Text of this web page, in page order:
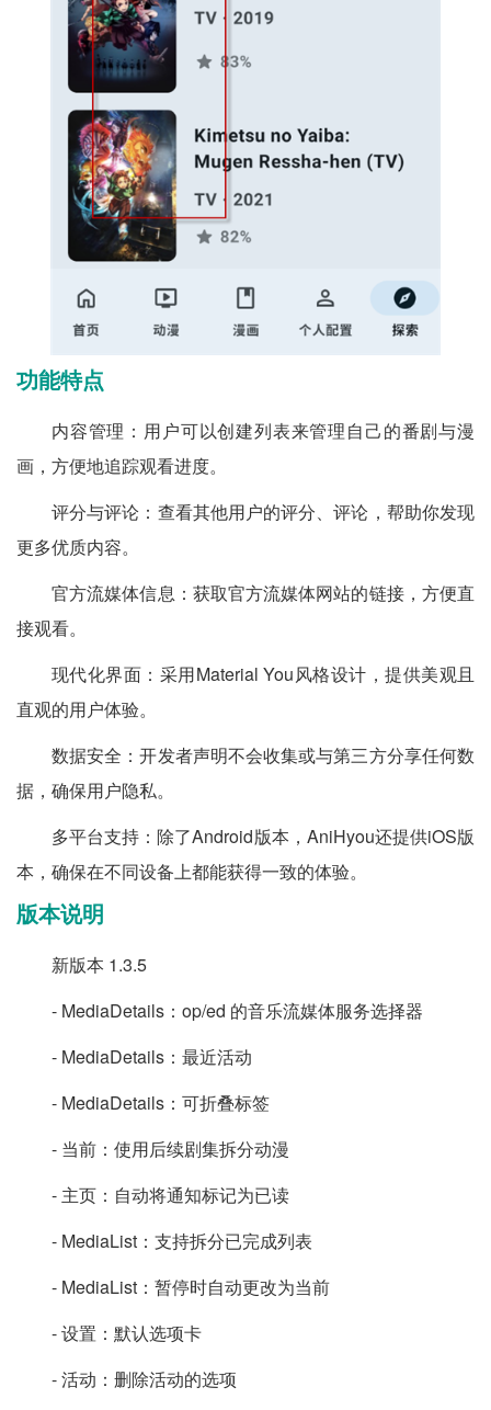
功能特点
内容管理：用户可以创建列表来管理自己的番剧与漫
画，方便地追踪观看进度。
评分与评论：查看其他用户的评分、评论，帮助你发现
更多优质内容。
官方流媒体信息：获取官方流媒体网站的链接，方便直
接观看。
现代化界面：采用Material You风格设计，提供美观且
直观的用户体验。
数据安全：开发者声明不会收集或与第三方分享任何数
据，确保用户隐私。
多平台支持：除了Android版本，AniHyou还提供iOS版
本，确保在不同设备上都能获得一致的体验。
版本说明
新版本 1.3.5
- MediaDetails：op/ed 的音乐流媒体服务选择器
- MediaDetails：最近活动
- MediaDetails：可折叠标签
- 当前：使用后续剧集拆分动漫
- 主页：自动将通知标记为已读
- MediaList：支持拆分已完成列表
- MediaList：暂停时自动更改为当前
- 设置：默认选项卡
- 活动：删除活动的选项